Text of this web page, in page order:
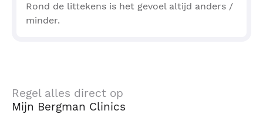
Rond de littekens is het gevoel altijd anders /
minder.
Regel alles direct op
Mijn Bergman Clinics